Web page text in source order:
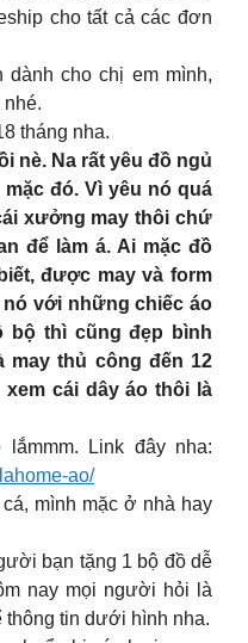
cho tất cả các đơn
cho chị em mình,
tháng nha.
nè. Na rất yêu đồ ngủ
đó. Vì yêu nó quá
xưởng may thôi chứ
để làm á. Ai mặc đồ
được may và form
nó với những chiếc áo
bộ thì cũng đẹp bình
may thủ công đến 12
cái dây áo thôi là
Link đây nha:
ao/
mình mặc ở nhà hay
bạn tặng 1 bộ đồ dễ
nay mọi người hỏi là
thông tin dưới hình nha.